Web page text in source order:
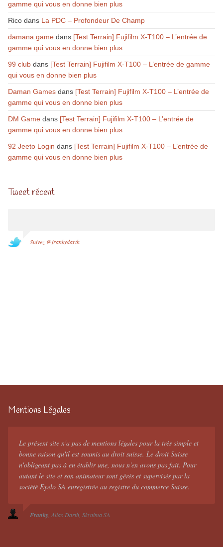
gamme qui vous en donne bien plus
Ricodans La PDC – Profondeur De Champ
damana gamedans [Test Terrain] Fujifilm X-T100 – L’entrée de
gamme qui vous en donne bien plus
99 clubdans [Test Terrain] Fujifilm X-T100 – L’entrée de gamme
qui vous en donne bien plus
Daman Gamesdans [Test Terrain] Fujifilm X-T100 – L’entrée de
gamme qui vous en donne bien plus
DM Gamedans [Test Terrain] Fujifilm X-T100 – L’entrée de
gamme qui vous en donne bien plus
92 Jeeto Login dans [Test Terrain] Fujifilm X-T100 – L’entrée de
gamme qui vous en donne bien plus
Tweet récent
Suivez @frankydarth
Mentions Légales
Le présent site n'a pas de mentions légales pour la très simple et
bonne raison qu'il est soumis au droit suisse. Le droit Suisse
n'obligeant pas à en établir une, nous n'en avons pas fait. Pour
autant le site et son animateur sont gérés et supervisés par la
société Eyelo SA enregistrée au registre du commerce Suisse.
Franky Alias Darth Skynima SA